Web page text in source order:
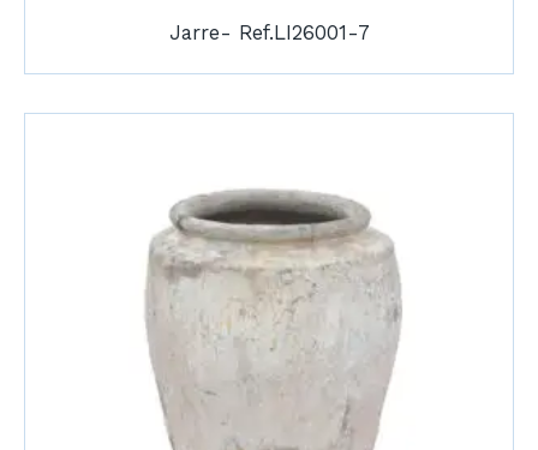
Jarre- Ref.LI26001-7